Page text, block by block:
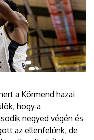
a Körmend hazai
hogy a
negyed végén és
az ellenfelünk, de